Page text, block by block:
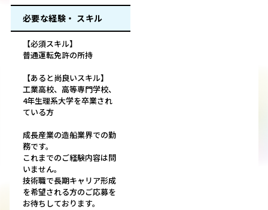
必要な経験・ スキル
【必須スキル】
普通運転免許の所持
【あると尚良いスキル】
工業高校、高等専門学校、
4年生理系大学を卒業され
ている方
成長産業の造船業界での勤
務です。
これまでのご経験内容は問
いません。
技術職で長期キャリア形成
を希望される方のご応募を
お待ちしております。